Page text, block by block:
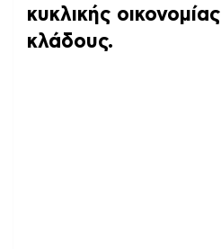
κυκλικής οικονομίας
κλάδους.